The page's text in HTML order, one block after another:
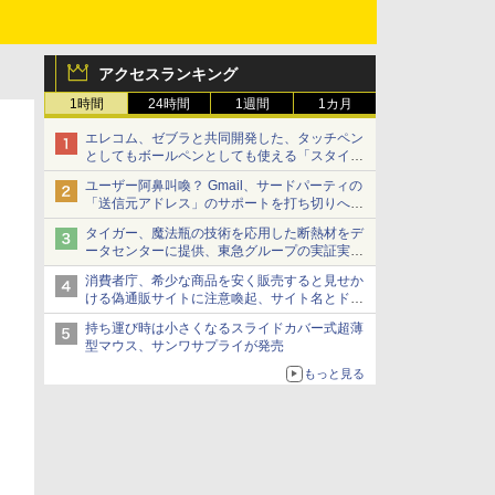
アクセスランキング
1時間 24時間 1週間 1カ月
エレコム、ゼブラと共同開発した、タッチペン
としてもボールペンとしても使える「スタイラ
スツーウェイ」発売 iPadにも紙にも、持ち替
えずに書き込める
ユーザー阿鼻叫喚？ Gmail、サードパーティの
「送信元アドレス」のサポートを打ち切りへ
【やじうまWatch】
タイガー、魔法瓶の技術を応用した断熱材をデ
ータセンターに提供、東急グループの実証実験
で 「ステンレス密封真空断熱パネル TIVIP」
消費者庁、希少な商品を安く販売すると見せか
ける偽通販サイトに注意喚起、サイト名とドメ
イン名を公表
持ち運び時は小さくなるスライドカバー式超薄
型マウス、サンワサプライが発売
もっと見る